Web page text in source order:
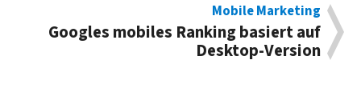
Mobile Marketing
Googles mobiles Ranking basiert auf
Desktop-Version